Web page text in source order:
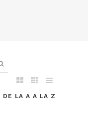
DE LA A A LA Z